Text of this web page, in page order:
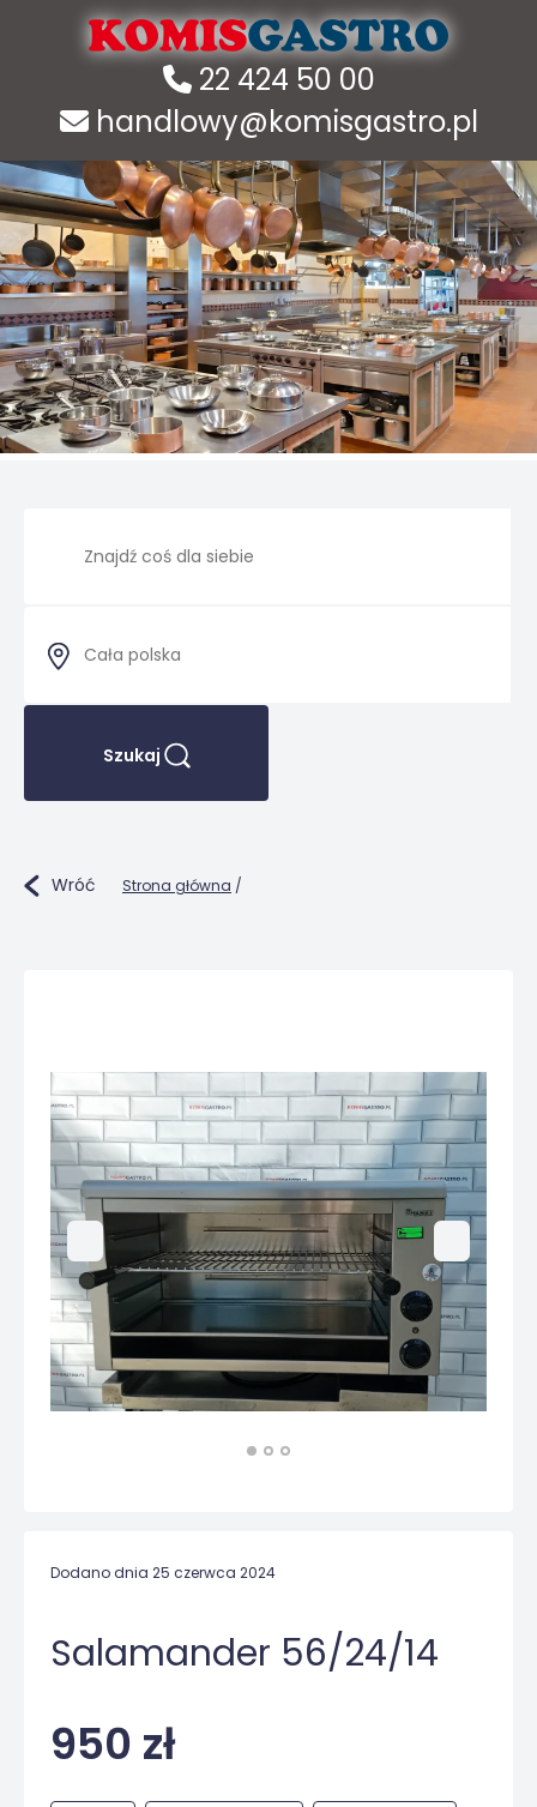
22 424 50 00
handlowy@komisgastro.pl
Szukaj
Wróć Strona główna /
Dodano dnia 25 czerwca 2024
Salamander 56/24/14
950 zł